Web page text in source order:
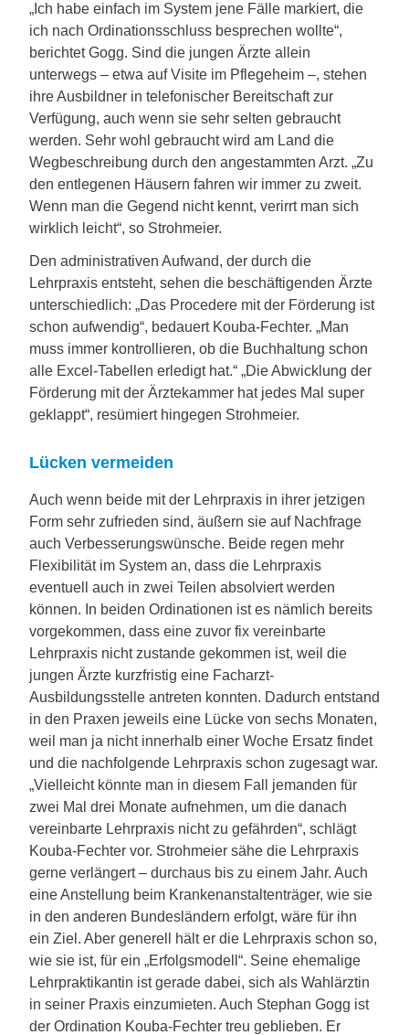
„Ich habe einfach im System jene Fälle markiert, die
ich nach Ordinationsschluss besprechen wollte“,
berichtet Gogg. Sind die jungen Ärzte allein
unterwegs – etwa auf Visite im Pflegeheim –, stehen
ihre Ausbildner in telefonischer Bereitschaft zur
Verfügung, auch wenn sie sehr selten gebraucht
werden. Sehr wohl gebraucht wird am Land die
Wegbeschreibung durch den angestammten Arzt. „Zu
den entlegenen Häusern fah­ren wir immer zu zweit.
Wenn man die Gegend nicht kennt, verirrt man sich
wirklich leicht“, so Strohmeier.
Den administrativen Aufwand, der durch die
Lehrpraxis entsteht, sehen die beschäftigenden Ärzte
unterschiedlich: „Das Procedere mit der Förderung ist
schon aufwendig“, bedauert Kouba-Fechter. „Man
muss immer kontrollieren, ob die Buchhaltung schon
alle Excel-Tabellen erledigt hat.“ „Die Abwicklung der
Förderung mit der Ärztekammer hat jedes Mal super
geklappt“, resümiert hingegen Strohmeier.
Lücken vermeiden
Auch wenn beide mit der Lehrpraxis in ihrer jetzigen
Form sehr zufrieden sind, äußern sie auf Nachfrage
auch Verbesserungswünsche. Beide regen mehr
Flexibilität im System an, dass die Lehrpraxis
eventuell auch in zwei Teilen absolviert werden
können. In beiden Ordinationen ist es nämlich bereits
vorgekommen, dass eine zuvor fix vereinbarte
Lehrpraxis nicht zustande gekommen ist, weil die
jungen Ärzte kurzfristig eine Facharzt-
Ausbildungsstelle antreten konnten. Dadurch entstand
in den Praxen jeweils eine Lücke von sechs Monaten,
weil man ja nicht innerhalb einer Woche Ersatz findet
und die nachfolgende Lehrpraxis schon zugesagt war.
„Vielleicht könnte man in diesem Fall jemanden für
zwei Mal drei Monate aufnehmen, um die danach
vereinbarte Lehrpraxis nicht zu gefährden“, schlägt
Kouba-Fechter vor. Strohmeier sähe die Lehrpraxis
gerne verlängert – durchaus bis zu einem Jahr. Auch
eine Anstellung beim Krankenanstaltenträger, wie sie
in den anderen Bundesländern erfolgt, wäre für ihn
ein Ziel. Aber generell hält er die Lehrpraxis schon so,
wie sie ist, für ein „Erfolgsmodell“. Seine ehemalige
Lehrpraktikantin ist gerade dabei, sich als Wahlärztin
in seiner Praxis einzumieten. Auch Stephan Gogg ist
der Ordination Kouba-Fechter treu geblieben. Er